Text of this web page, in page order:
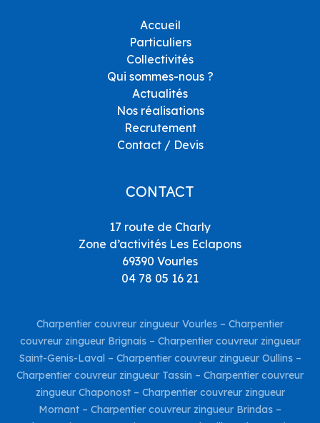
Accueil
Particuliers
Collectivités
Qui sommes-nous ?
Actualités
Nos réalisations
Recrutement
Contact / Devis
CONTACT
17 route de Charly
Zone d’activités Les Eclapons
69390 Vourles
04 78 05 16 21
Charpentier couvreur zingueur Vourles – Charpentier
couvreur zingueur Brignais– Charpentier couvreur zingueur
Saint-Genis-Laval – Charpentier couvreur zingueur Oullins–
Charpentier couvreur zingueur Tassin – Charpentier couvreur
zingueur Chaponost– Charpentier couvreur zingueur
Mornant – Charpentier couvreur zingueur Brindas –